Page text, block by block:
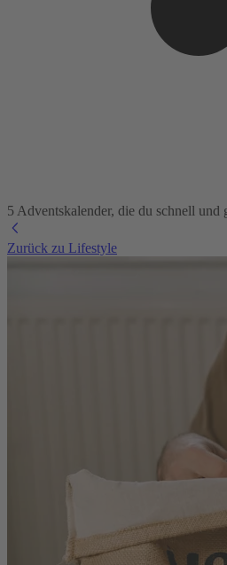
5 Adventskalender, die du schnell und
Zurück zu Lifestyle